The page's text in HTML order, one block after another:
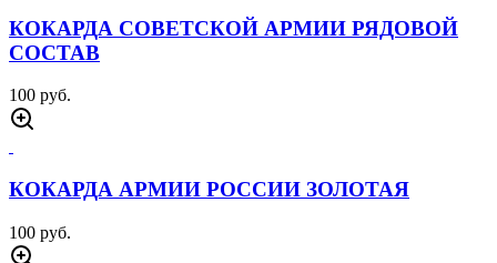
КОКАРДА СОВЕТСКОЙ АРМИИ РЯДОВОЙ
СОСТАВ
100 руб.
КОКАРДА АРМИИ РОССИИ ЗОЛОТАЯ
100 руб.